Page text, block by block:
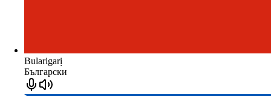
Bularigarị
Български